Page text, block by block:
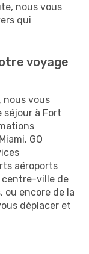
nous vous
qui
voyage
nous vous
séjour à Fort
GO
aéroports
centre-ville de
ou encore de la
déplacer et